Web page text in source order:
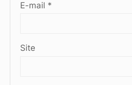
E-mail *
Site